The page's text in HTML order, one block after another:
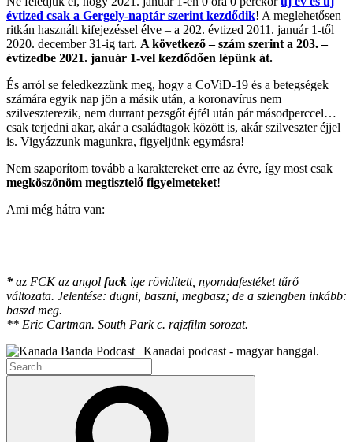
évtized csak a Gergely-naptár szerint kezdődik! A meglehetősen
ritkán használt kifejezéssel élve – a 202. évtized 2011. január 1-től
2020. december 31-ig tart. A következő – szám szerint a 203. –
évtizedbe 2021. január 1-vel kezdődően lépünk át.
És arról se feledkezzünk meg, hogy a CoViD-19 és a betegségek
számára egyik nap jön a másik után, a koronavírus nem
szilveszterezik, nem durrant pezsgőt éjfél után pár másodperccel…
csak terjedni akar, akár a családtagok között is, akár szilveszter éjjel
is. Vigyázzunk magunkra, figyeljünk egymásra!
Nem szaporítom tovább a karaktereket erre az évre, így most csak
megköszönöm megtisztelő figyelmeteket!
Ami még hátra van:
* az FCK az angol fuck ige rövidített, nyomdafestéket tűrő
változata. Jelentése: dugni, baszni, megbasz; de a szlengben inkább:
baszd meg.
** Eric Cartman. South Park c. rajzfilm sorozat.
Search
for: